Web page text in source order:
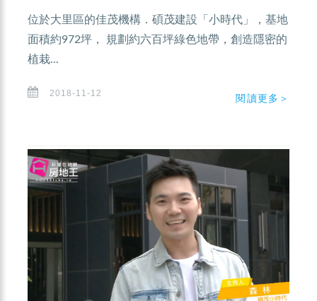
位於大里區的佳茂機構．碩茂建設「小時代」，基地
面積約972坪， 規劃約六百坪綠色地帶，創造隱密的
植栽...
2018-11-12 閱讀更多＞